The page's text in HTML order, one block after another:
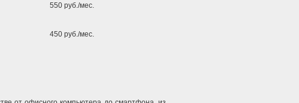
550 руб./мес.
450 руб./мес.